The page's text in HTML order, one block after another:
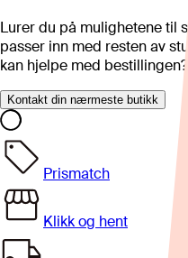
Lurer du på mulighetene til
passer inn med resten av
kan hjelpe med bestillingen?
Kontakt din nærmeste butikk
Prismatch
Klikk og hent